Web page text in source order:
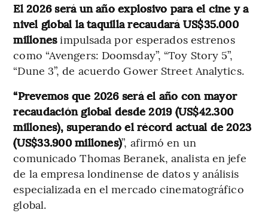
El 2026 será un año explosivo para el cine y a
nivel global la taquilla recaudará US$35.000
millonesimpulsada por esperados estrenos
como “Avengers: Doomsday”, “Toy Story 5”,
“Dune 3”, de acuerdo Gower Street Analytics.
“Prevemos que 2026 será el año con mayor
recaudación global desde 2019 (US$42.300
millones), superando el récord actual de 2023
(US$33.900 millones)”, afirmó en un
comunicado Thomas Beranek, analista en jefe
de la empresa londinense de datos y análisis
especializada en el mercado cinematográfico
global.